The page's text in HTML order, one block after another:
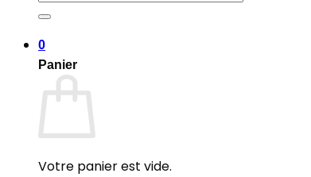
pour :
0
Panier
Votre panier est vide.